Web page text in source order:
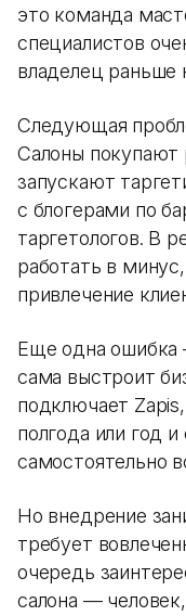
это команда
специалистов
владелец раньше
Следующая
Салоны покупают
запускают
с блогерами по
таргетологов. В
работать в
привлечение
Еще одна ошибка
сама выстроит
подключает
полгода или год
самостоятельно
Но внедрение
требует
очередь
салона —